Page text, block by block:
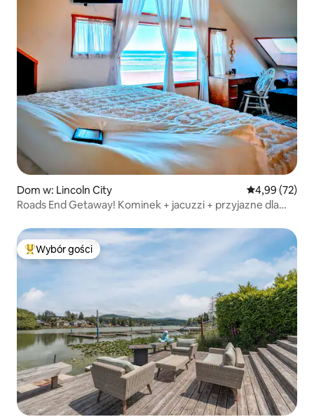
Dom w: Lincoln City Średnia
4,99 (72)
Roads End Getaway! Kominek + jacuzzi + przyjazne dla
Najpopularniejsze z kategorii Wybór gości
Wybór gości